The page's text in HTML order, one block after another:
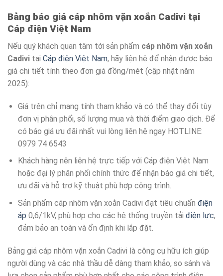
Bảng báo giá cáp nhôm vặn xoắn Cadivi tại
Cáp điện Việt Nam
Nếu quý khách quan tâm tới sản phẩm cáp nhôm vặn xoắn
Cadivi tại Cáp điện Việt Nam, hãy liện hệ để nhận được báo
giá chi tiết tính theo đơn giá đồng/mét (cập nhật năm
2025):
Giá trên chỉ mang tính tham khảo và có thể thay đổi tùy
đơn vị phân phối, số lượng mua và thời điểm giao dịch. Để
có báo giá ưu đãi nhất vui lòng liên hệ ngay HOTLINE:
0979 74 6543
Khách hàng nên liên hệ trực tiếp với Cáp điện Việt Nam
hoặc đại lý phân phối chính thức để nhận báo giá chi tiết,
ưu đãi và hỗ trợ kỹ thuật phù hợp công trình.
Sản phẩm cáp nhôm vặn xoắn Cadivi đạt tiêu chuẩn điện
áp 0,6/1kV, phù hợp cho các hệ thống truyền tải điện lực,
đảm bảo an toàn và ổn định khi lắp đặt.
Bảng giá cáp nhôm vặn xoắn Cadivi là công cụ hữu ích giúp
người dùng và các nhà thầu dễ dàng tham khảo, so sánh và